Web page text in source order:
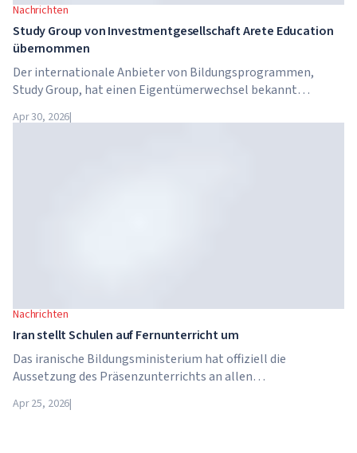
Nachrichten
Study Group von Investmentgesellschaft Arete Education
übernommen
Der internationale Anbieter von Bildungsprogrammen,
Study Group, hat einen Eigentümerwechsel bekannt
übernommen – einer Investmentstruktur im
Apr 30, 2026|
Nachrichten
Iran stellt Schulen auf Fernunterricht um
Das iranische Bildungsministerium hat offiziell die
Aussetzung des Präsenzunterrichts an allen
21. April wechseln Schulen, Hochschulen und Universitäten
Apr 25, 2026|